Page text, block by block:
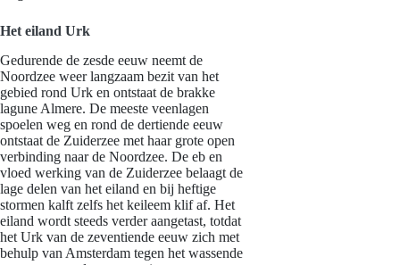
Het eiland Urk
Gedurende de zesde eeuw neemt de
Noordzee weer langzaam bezit van het
gebied rond Urk en ontstaat de brakke
lagune Almere. De meeste veenlagen
spoelen weg en rond de dertiende eeuw
ontstaat de Zuiderzee met haar grote open
verbinding naar de Noordzee. De eb en
vloed werking van de Zuiderzee belaagt de
lage delen van het eiland en bij heftige
stormen kalft zelfs het keileem klif af. Het
eiland wordt steeds verder aangetast, totdat
het Urk van de zeventiende eeuw zich met
behulp van Amsterdam tegen het wassende